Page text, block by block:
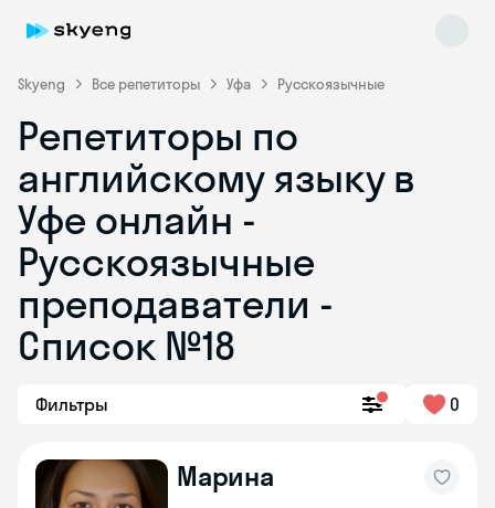
Skyeng Все репетиторы Уфа Русскоязычные
Репетиторы по
английскому языку в
Уфе онлайн -
Русскоязычные
преподаватели -
Список №18
Фильтры 0
Марина
online